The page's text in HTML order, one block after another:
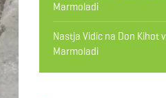
Marmoladi
Nastja Vidicna Don Kihot v
Marmoladi